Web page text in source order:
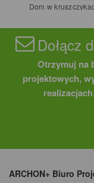
Dom w
Dołącz
Otrzymuj na
projektowych,
ARCHON+ Biuro